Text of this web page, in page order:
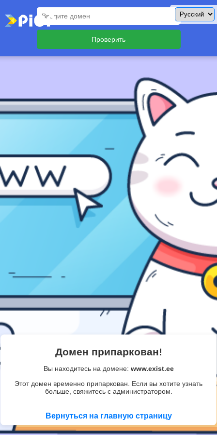
Проверить
Домен припаркован!
Вы находитесь на домене: www.exist.ee
Этот домен временно припаркован. Если вы хотите узнать
больше, свяжитесь с администратором.
Вернуться на главную страницу